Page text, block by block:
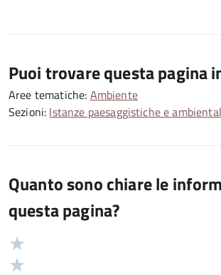
Puoi trovare questa pagina
Aree tematiche: Ambiente
Sezioni: Istanze paesaggistiche e
Quanto sono chiare le
questa pagina?
Valutazione